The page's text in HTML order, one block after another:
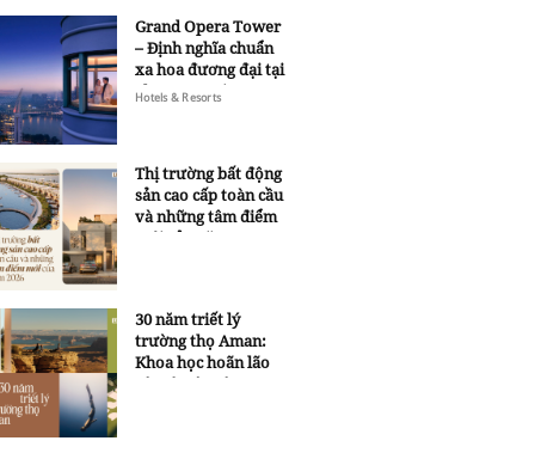
Grand Opera Tower
– Định nghĩa chuẩn
xa hoa đương đại tại
Sheraton Saigon
Hotels & Resorts
Thị trường bất động
sản cao cấp toàn cầu
và những tâm điểm
mới của năm 2026
30 năm triết lý
trường thọ Aman:
Khoa học hoãn lão
và trí tuệ ngàn xưa